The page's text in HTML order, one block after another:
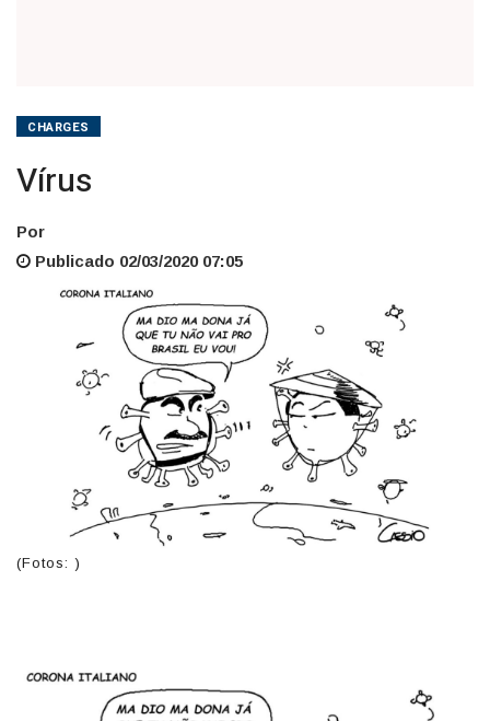
CHARGES
Vírus
Por
Publicado 02/03/2020 07:05
(Fotos: )